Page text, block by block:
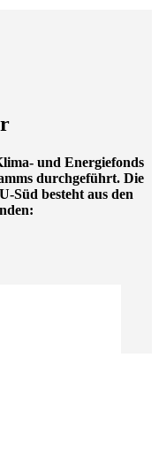
und Energiefonds
durchgeführt. Die
Süd besteht aus den